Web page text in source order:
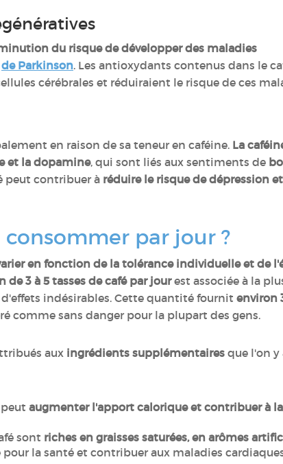
du risque de développer des maladies
de Parkinson. Les antioxydants contenus dans le
cérébrales et réduiraient le risque de ces
en raison de sa teneur en caféine. La
et la dopamine, qui sont liés aux sentiments de
peut contribuer à réduire le risque de dépression
par jour ?
en fonction de la tolérance individuelle et de
3 à 5 tasses de café par jourest associée à la
indésirables. Cette quantité fournit environ
comme sans danger pour la plupart des gens.
aux ingrédients supplémentaires que l'on y
augmenter l'apport calorique et contribuer à
sont riches en graisses saturées, en arômes
la santé et contribuer aux maladies